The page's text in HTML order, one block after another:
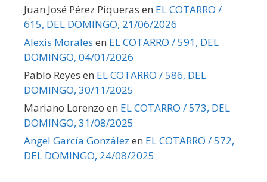
Juan José Pérez Piqueras en EL COTARRO /
615, DEL DOMINGO, 21/06/2026
Alexis Morales en EL COTARRO / 591, DEL
DOMINGO, 04/01/2026
Pablo Reyes en EL COTARRO / 586, DEL
DOMINGO, 30/11/2025
Mariano Lorenzo en EL COTARRO / 573, DEL
DOMINGO, 31/08/2025
Angel García González en EL COTARRO / 572,
DEL DOMINGO, 24/08/2025